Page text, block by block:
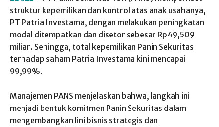
struktur kepemilikan dan kontrol atas anak usahanya,
PT Patria Investama, dengan melakukan peningkatan
modal ditempatkan dan disetor sebesar Rp49,509
miliar. Sehingga, total kepemilikan Panin Sekuritas
terhadap saham Patria Investama kini mencapai
99,99%.
Manajemen PANS menjelaskan bahwa, langkah ini
menjadi bentuk komitmen Panin Sekuritas dalam
mengembangkan lini bisnis strategis dan